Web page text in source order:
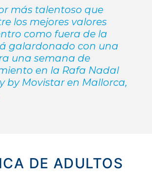
más talentoso que
los mejores valores
como fuera de la
galardonado con una
una semana de
en la Rafa Nadal
by Movistar en Mallorca,
DE ADULTOS